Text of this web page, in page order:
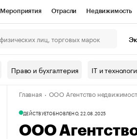
Мероприятия Отрасли Недвижимость
Спецпроекты Проверка контрагентов
наличной валюты
Право и бухгалтерия IT и
Главная ООО Агентство
ДЕЙСТВУЕТОБНОВЛЕНО, 22.08.2025
ООО